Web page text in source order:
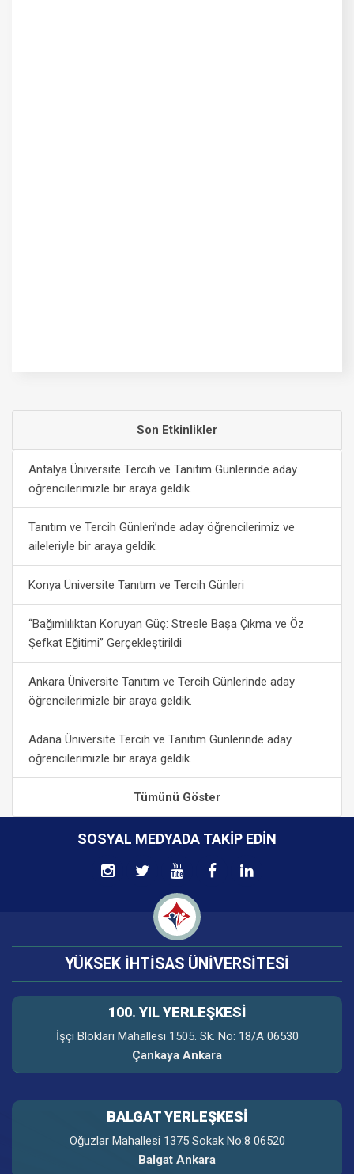
Son Etkinlikler
Antalya Üniversite Tercih ve Tanıtım Günlerinde aday
öğrencilerimizle bir araya geldik.
Tanıtım ve Tercih Günleri’nde aday öğrencilerimiz ve
aileleriyle bir araya geldik.
Konya Üniversite Tanıtım ve Tercih Günleri
“Bağımlılıktan Koruyan Güç: Stresle Başa Çıkma ve Öz
Şefkat Eğitimi” Gerçekleştirildi
Ankara Üniversite Tanıtım ve Tercih Günlerinde aday
öğrencilerimizle bir araya geldik.
Adana Üniversite Tercih ve Tanıtım Günlerinde aday
öğrencilerimizle bir araya geldik.
Tümünü Göster
SOSYAL MEDYADA TAKIP EDIN
YÜKSEK İHTİSAS ÜNİVERSİTESİ
100. YIL YERLEŞKESI
İşçi Blokları Mahallesi 1505. Sk. No: 18/A 06530
Çankaya Ankara
BALGAT YERLEŞKESİ
Oğuzlar Mahallesi 1375 Sokak No:8 06520
Balgat Ankara